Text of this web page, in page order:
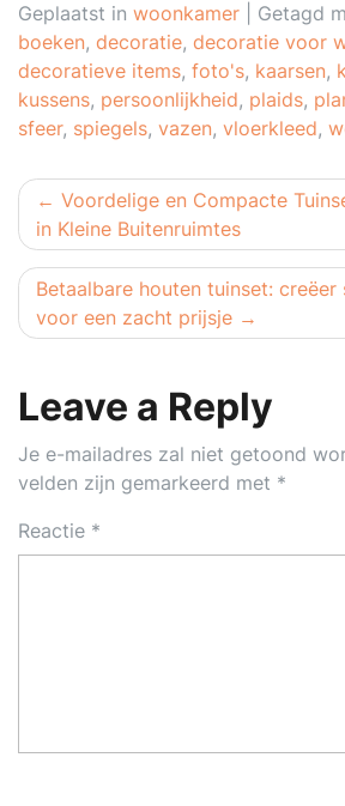
Geplaatst in woonkamer Getagd
boeken, decoratie, decoratie voor
decoratieve items, foto's, kaarsen,
kussens, persoonlijkheid, plaids,
sfeer, spiegels, vazen, vloerkleed,
Berichtnavigatie
Voordelige en Compacte
in Kleine Buitenruimtes
Betaalbare houten tuinset:
voor een zacht prijsje
Leave a Reply
Je e-mailadres zal niet getoond
velden zijn gemarkeerd met *
Reactie *